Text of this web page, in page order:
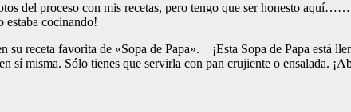
del proceso con mis recetas, pero tengo que ser honesto
estaba cocinando!
su receta favorita de «Sopa de Papa». ¡Esta Sopa de Papa está
sí misma. Sólo tienes que servirla con pan crujiente o ensalada.